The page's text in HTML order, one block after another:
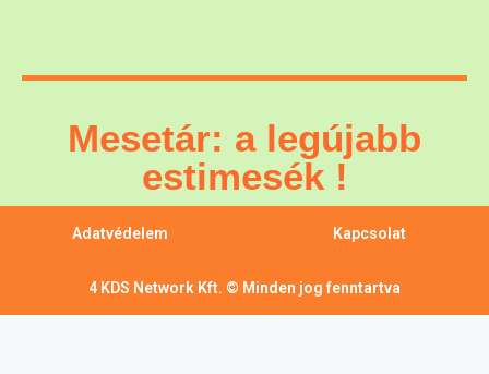
Mesetár: a legújabb
estimesék !
Adatvédelem Kapcsolat
4 KDS Network Kft. © Minden jog fenntartva